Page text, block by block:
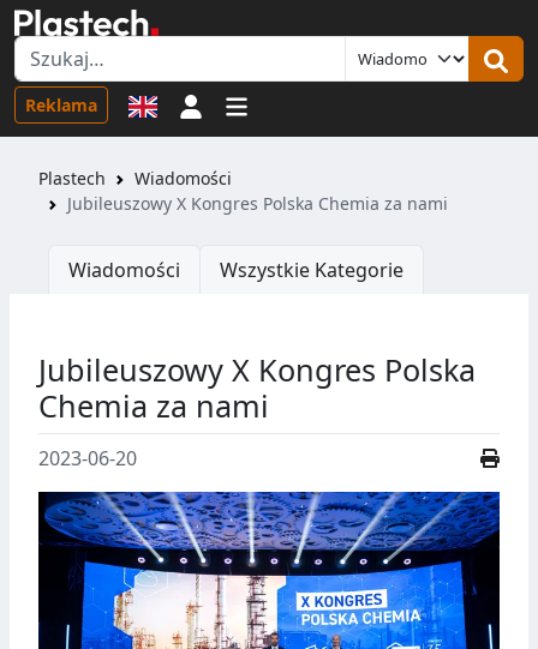
Reklama Logowanie
Plastech
Wiadomości
Jubileuszowy X Kongres Polska Chemia za nami
Wiadomości Wszystkie Kategorie
Jubileuszowy X Kongres Polska
Chemia za nami
2023-06-20